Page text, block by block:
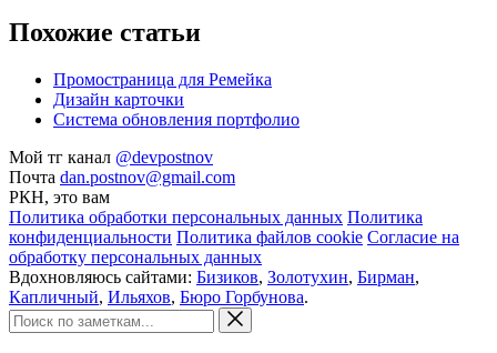
Похожие статьи
Промостраница для Ремейка
Дизайн карточки
Система обновления портфолио
Мой тг канал @devpostnov
Почта dan.postnov@gmail.com
РКН, это вам
Политика обработки персональных данных Политика
конфиденциальности Политика файлов cookie Согласие на
обработку персональных данных
Вдохновляюсь сайтами: Бизиков, Золотухин, Бирман,
Капличный, Ильяхов, Бюро Горбунова.